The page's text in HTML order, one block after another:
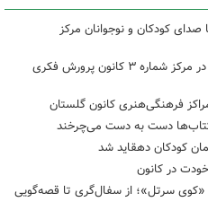
صدای کودکان و نوجوانان مرکز
«سفر چهل‌روزه»؛ روایت عشق و ایثار در مرکز شماره ۳ کانون پرورش فکری
فرهنگی‌هنری کانون گلستان
کتاب‌ها دست به دست می‌چرخند
کودکان دهقاید شد
در کانون
«کوی سرتل»؛ از سفال‌گری تا قصه‌گویی